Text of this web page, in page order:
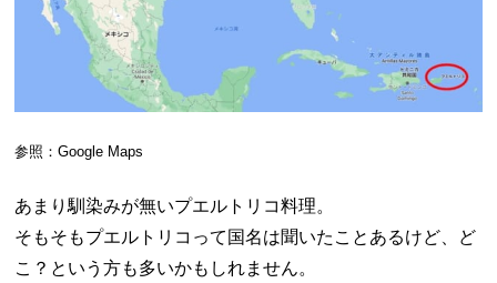
参照：Google Maps
あまり馴染みが無いプエルトリコ料理。
そもそもプエルトリコって国名は聞いたことあるけど、ど
こ？という方も多いかもしれません。